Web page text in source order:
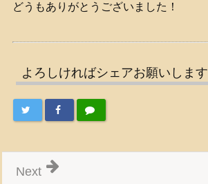
どうもありがとうございました！
よろしければシェアお願いします
Next